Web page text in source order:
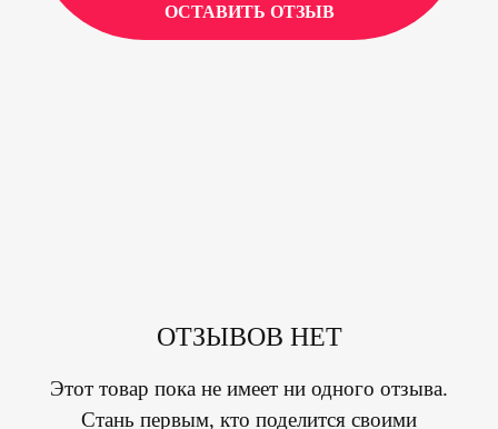
ОСТАВИТЬ ОТЗЫВ
ОТЗЫВОВ НЕТ
Этот товар пока не имеет ни одного отзыва.
Стань первым, кто поделится своими